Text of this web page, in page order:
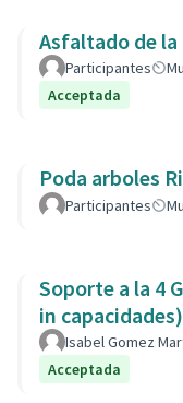
Asfaltado de
Participantes
Acceptada
Poda arboles
Participantes
Soporte a la 4 Generación (gente mayor con
in capacidades)
Isabel Gomez
Acceptada